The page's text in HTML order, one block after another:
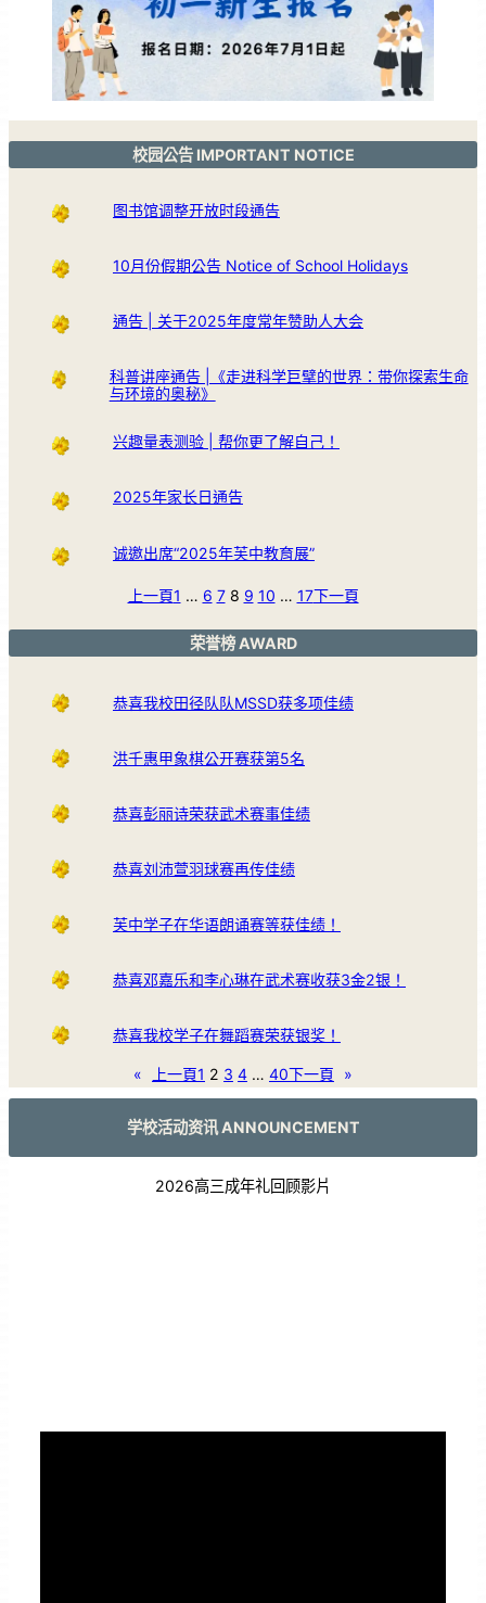
校园公告 IMPORTANT NOTICE
图书馆调整开放时段通告
10月份假期公告 Notice of School Holidays
通告 | 关于2025年度常年赞助人大会
科普讲座通告 |《走进科学巨擘的世界：带你探索生命
与环境的奥秘》
兴趣量表测验 | 帮你更了解自己！
2025年家长日通告
诚邀出席“2025年芙中教育展”
上一頁1 … 6 7 8 9 10 … 17下一頁
荣誉榜 AWARD
恭喜我校田径队队MSSD获多项佳绩
洪千惠甲象棋公开赛获第5名
恭喜彭丽诗荣获武术赛事佳绩
恭喜刘沛萱羽球赛再传佳绩
芙中学子在华语朗诵赛等获佳绩！
恭喜邓嘉乐和李心琳在武术赛收获3金2银！
恭喜我校学子在舞蹈赛荣获银奖！
« 上一頁1 2 3 4 … 40下一頁 »
学校活动资讯 ANNOUNCEMENT
2026高三成年礼回顾影片